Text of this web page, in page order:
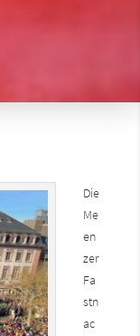
Die
Me
en
zer
Fa
stn
ac